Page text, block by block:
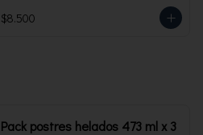
$8.500
Pack postres helados 473 ml x 3